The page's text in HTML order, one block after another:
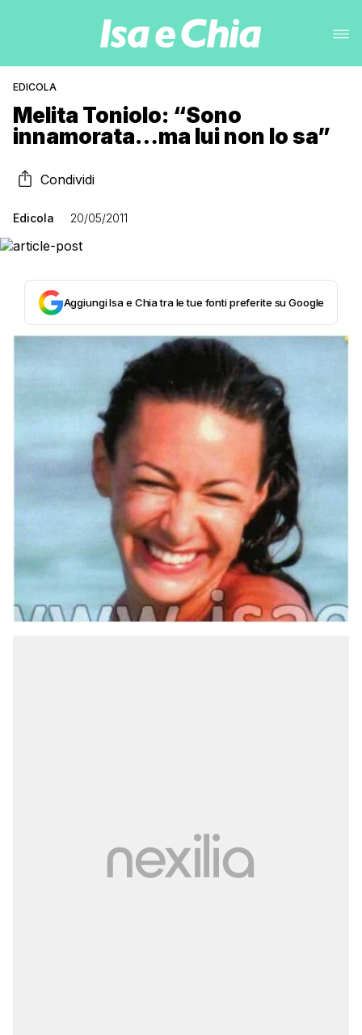
EDICOLA
Melita Toniolo: “Sono
innamorata…ma lui non lo sa”
Condividi
Edicola 20/05/2011
Aggiungi Isa e Chia tra le tue fonti preferite su Google